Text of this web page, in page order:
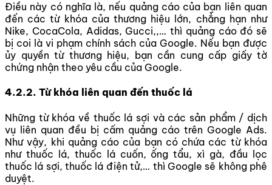
Điều này có nghĩa là, nếu quảng cáo của bạn liên quan
đến các từ khóa của thương hiệu lớn, chẳng hạn như
Nike, CocaCola, Adidas, Gucci,,… thì quảng cáo đó sẽ
bị coi là vi phạm chính sách của Google. Nếu bạn được
ủy quyền từ thương hiệu, bạn cần cung cấp giấy tờ
chứng nhận theo yêu cầu của Google.
4.2.2. Từ khóa liên quan đến thuốc lá
Những từ khóa về thuốc lá sợi và các sản phẩm / dịch
vụ liên quan đều bị cấm quảng cáo trên Google Ads.
Như vậy, khi quảng cáo của bạn có chứa các từ khóa
như thuốc lá, thuốc lá cuốn, ống tẩu, xì gà, đầu lọc
thuốc lá sợi, thuốc lá điện tử,… thì Google sẽ không phê
duyệt.